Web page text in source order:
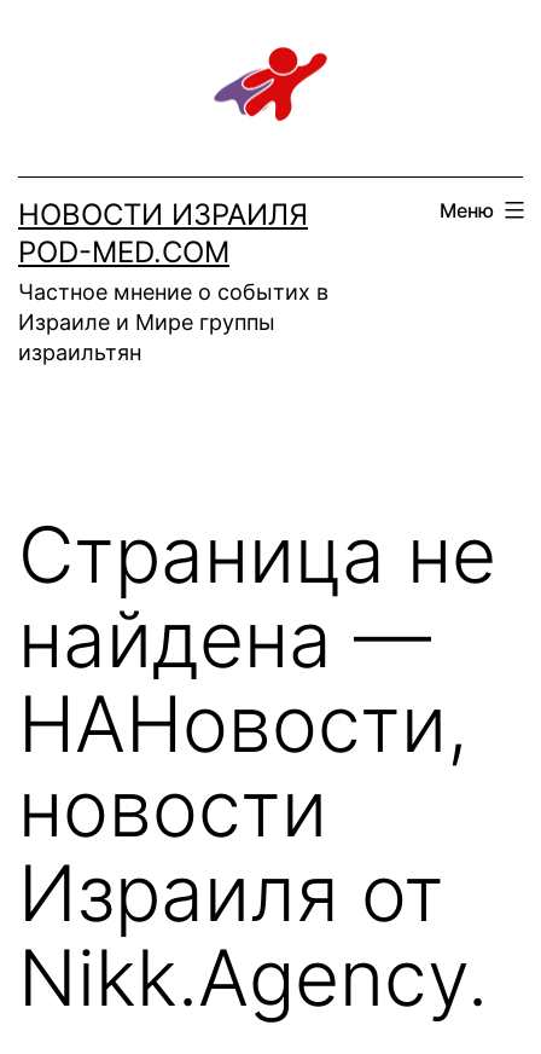
НОВОСТИ ИЗРАИЛЯ
POD-MED.COM
Частное мнение о событих в
Израиле и Мире группы
израильтян
Меню
Страница не
найдена —
НАНовости,
новости
Израиля от
Nikk.Agency.